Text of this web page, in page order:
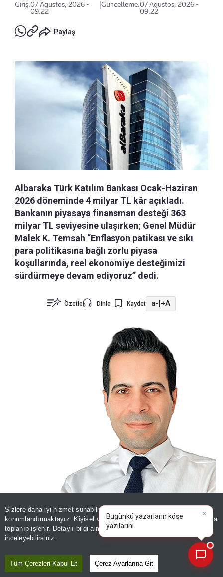
Sizlere daha iyi hizmet sunabilmek adına sitemizde
konumlandırmaktayız. Kişisel verileriniz, KVKK ve GDPR kapsamında
toplanıp işlenir. Detaylı bilgi almak içinAydınlatma Metnimizi
inceleyebilirsiniz.
Tüm Çerezleri Kabul Et Çerez Ayarlarına Git
Giriş:07 Ağustos, 2026 -
09:22
Güncelleme:07 Ağustos, 2026 -
09:22
Paylaş
Albaraka Türk Katılım Bankası Ocak-Haziran
2026 döneminde 4 milyar TL kâr açıkladı.
Bankanın piyasaya finansman desteği 363
milyar TL seviyesine ulaşırken; Genel Müdür
Malek K. Temsah “Enflasyon patikası ve sıkı
para politikasına bağlı zorlu piyasa
koşullarında, reel ekonomiye desteğimizi
sürdürmeye devam ediyoruz” dedi.
Özetle Dinle Kaydet a-|+A
×
Bugünkü yazarların köşe
yazılarını özetleyin!